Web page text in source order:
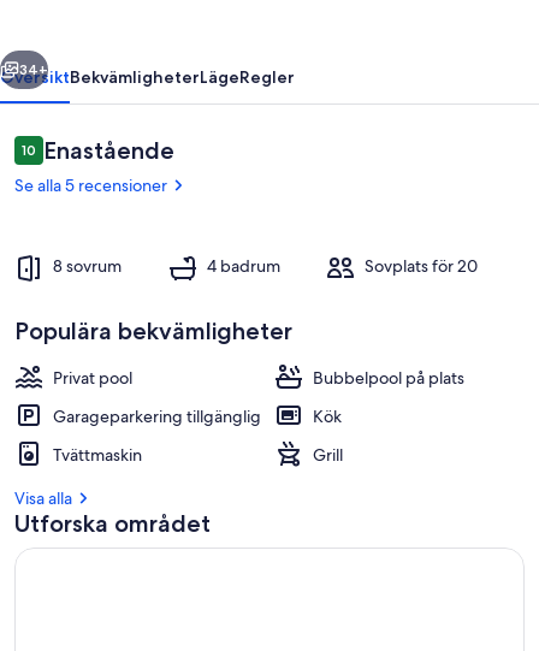
–
20
personer
Utomhusspa
Pool
Nästa
34+
ÖversiktBekvämligheterLägeRegler
Recensioner
1010 av 10,
Enastående
Se alla 5 recensioner
8 sovrum 4 badrum Sovplats för 20
Populära bekvämligheter
Privat pool
Bubbelpool på plats
Garageparkering tillgänglig
Kök
Tvättmaskin
Grill
Visa alla
Utforska området